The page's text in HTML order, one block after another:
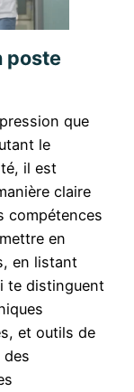
poste
que
le
il est
claire
compétences
en
en listant
te distinguent
et outils de
des